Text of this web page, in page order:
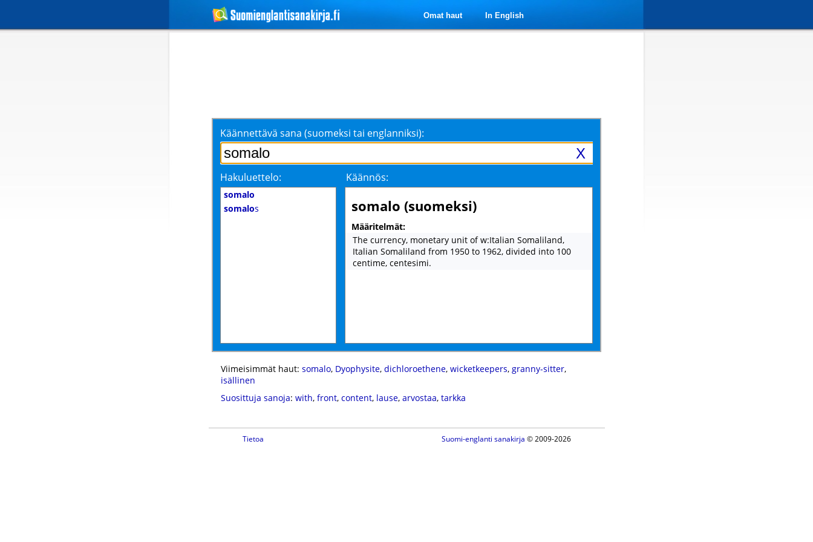
Omat haut In English
Käännettävä sana (suomeksi tai englanniksi):
X
Hakuluettelo: Käännös:
somalo
somalos somalo (suomeksi)
Määritelmät:
The currency, monetary unit of w:Italian Somaliland,
Italian Somaliland from 1950 to 1962, divided into 100
centime, centesimi.
Viimeisimmät haut: somalo, Dyophysite, dichloroethene, wicketkeepers, granny-sitter,
isällinen
Suosittuja sanoja: with, front, content, lause, arvostaa, tarkka
Tietoa Suomi-englanti sanakirja © 2009-2026